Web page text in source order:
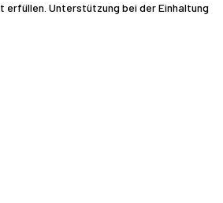
erfüllen. Unterstützung bei der Einhaltung